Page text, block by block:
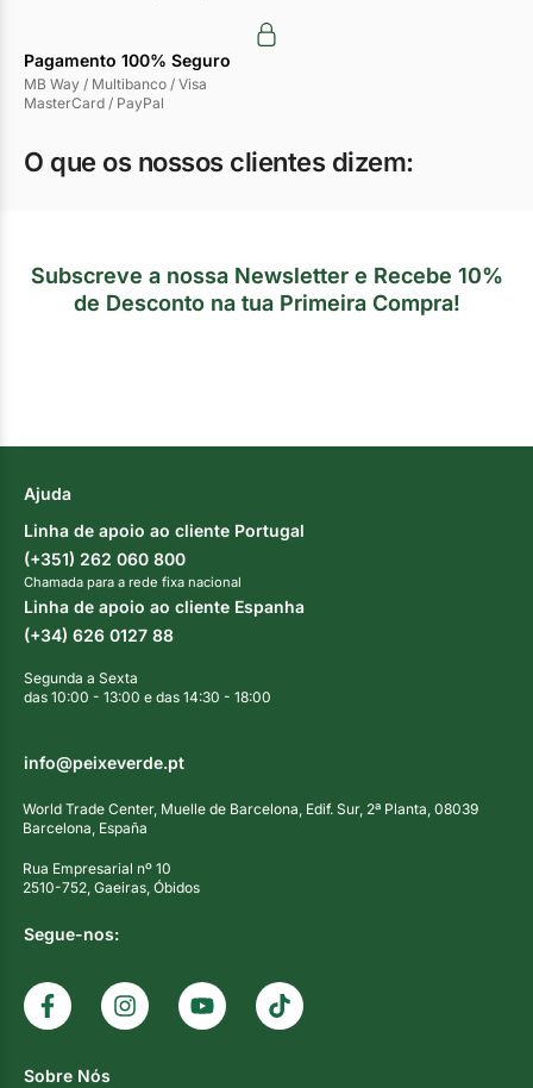
Pagamento 100% Seguro
MB Way / Multibanco / Visa
MasterCard / PayPal
O que os nossos clientes dizem:
Subscreve a nossa Newsletter e Recebe 10%
de Desconto na tua Primeira Compra!
Ajuda
Linha de apoio ao cliente Portugal
(+351) 262 060 800
Chamada para a rede fixa nacional
Linha de apoio ao cliente Espanha
(+34) 626 0127 88
Segunda a Sexta
das 10:00 - 13:00 e das 14:30 - 18:00
info@peixeverde.pt
World Trade Center, Muelle de Barcelona, Edif. Sur, 2ª Planta, 08039
Barcelona, España
Rua Empresarial nº 10
2510-752, Gaeiras, Óbidos
Segue-nos:
Sobre Nós